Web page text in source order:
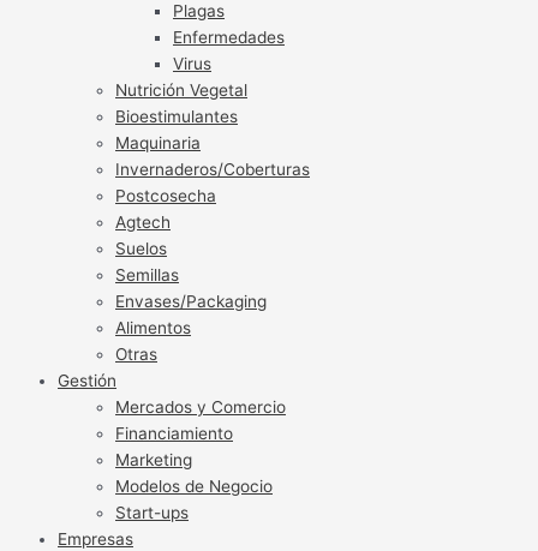
Plagas
Enfermedades
Virus
Nutrición Vegetal
Bioestimulantes
Maquinaria
Invernaderos/Coberturas
Postcosecha
Agtech
Suelos
Semillas
Envases/Packaging
Alimentos
Otras
Gestión
Mercados y Comercio
Financiamiento
Marketing
Modelos de Negocio
Start-ups
Empresas